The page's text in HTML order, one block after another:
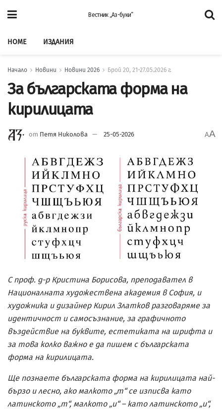
Вестник „Аз-буки”
HOME ИЗДАНИЯ
Начало Новини Новини 2026 Брой 20, 21-27.05.2026 г.
За българската форма на
кирилицата
от Петя Николова 25-05-2026 AA
С проф. д-р Кристина Борисова, преподавател в
Националната художествена академия в София, и
художника и дизайнер Кирил Златков разговаряме за
идентичност и самосъзнание, за графичното
въздействие на буквите, естетиката на шрифта и
за това колко важно е да пишем с българската
форма на кирилицата.
Ще познаете българската форма на кирилицата най-
бързо и лесно, ако малкото „т“ се изписва като
латинското „m“,малкото „и“ – като латинското „u“,